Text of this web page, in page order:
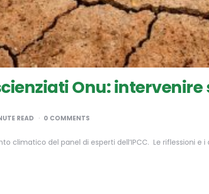
Onu: intervenire
READ 0 COMMENTS
climatico del panel di esperti dell’IPCC. Le riflessioni e